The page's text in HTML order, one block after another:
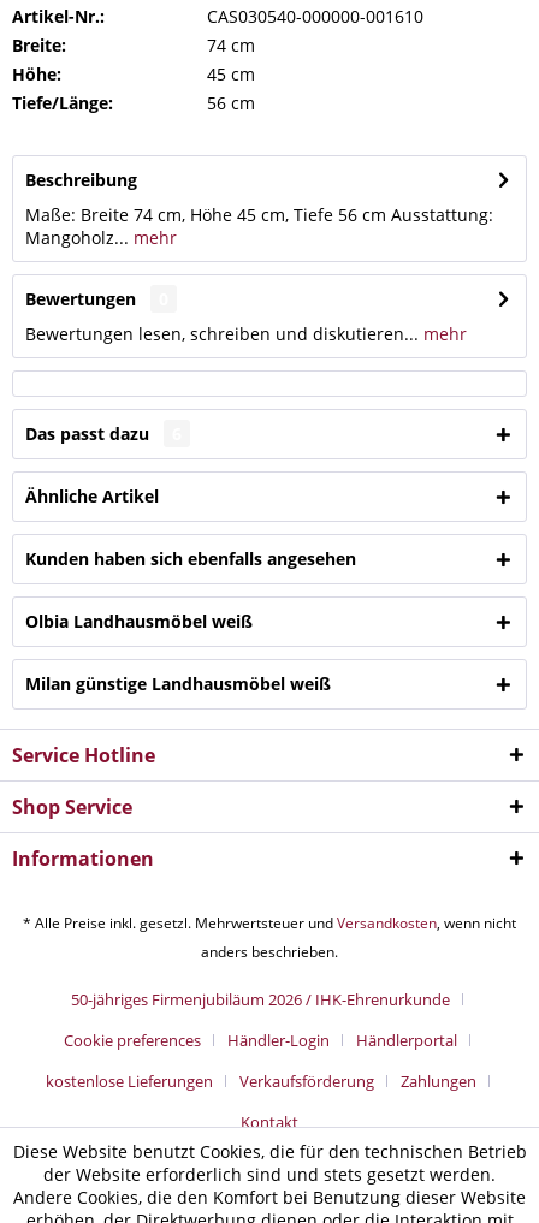
Artikel-Nr.:
CAS030540-000000-001610
Breite:
74 cm
Höhe:
45 cm
Tiefe/Länge:
56 cm
Beschreibung
Maße: Breite 74 cm, Höhe 45 cm, Tiefe 56 cm Ausstattung:
Mangoholz... mehr
Bewertungen
Bewertungen lesen, schreiben und diskutieren... mehr
Das passt dazu
Ähnliche Artikel
Kunden haben sich ebenfalls angesehen
Olbia Landhausmöbel weiß
Milan günstige Landhausmöbel weiß
Service Hotline
Shop Service
Informationen
* Alle Preise inkl. gesetzl. Mehrwertsteuer undVersandkosten, wenn nicht
anders beschrieben.
50-jähriges Firmenjubiläum 2026 / IHK-Ehrenurkunde
Cookie preferences
Händler-Login
Händlerportal
kostenlose Lieferungen
Verkaufsförderung
Zahlungen
Kontakt
Diese Website benutzt Cookies, die für den technischen Betrieb
der Website erforderlich sind und stets gesetzt werden.
Andere Cookies, die den Komfort bei Benutzung dieser Website